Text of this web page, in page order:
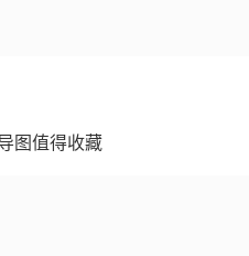
图值得收藏